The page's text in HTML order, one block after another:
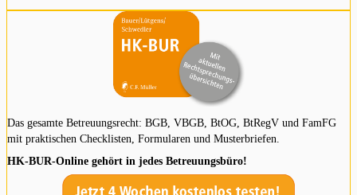
Das gesamte Betreuungsrecht: BGB, VBGB, BtOG, BtRegV und FamFG
mit praktischen Checklisten, Formularen und Musterbriefen.
HK-BUR-Online gehört in jedes Betreuungsbüro!